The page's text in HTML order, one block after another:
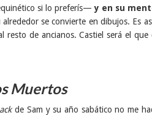
si lo preferís— y en su
se convierte en dibujos. Es
de ancianos. Castiel será el que
Muertos
de Sam y su año sabático no me